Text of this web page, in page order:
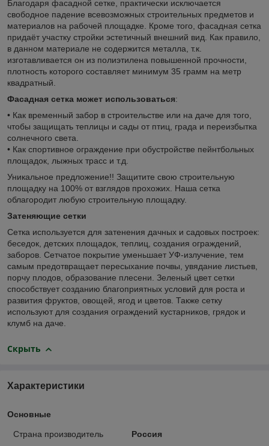
Благодаря фасадной сетке, практически исключается
свободное падение всевозможных строительных предметов и
материалов на рабочей площадке. Кроме того, фасадная сетка
придаёт участку стройки эстетичный внешний вид. Как правило,
в данном материале не содержится металла, т.к.
изготавливается он из полиэтилена повышенной прочности,
плотность которого составляет минимум 35 грамм на метр
квадратный.
Фасадная сетка может использоваться:
• Как временный забор в строительстве или на даче для того,
чтобы защищать теплицы и сады от птиц, града и переизбытка
солнечного света.
• Как спортивное ограждение при обустройстве пейнтбольных
площадок, лыжных трасс и т.д.
Уникальное предложение!! Защитите свою строительную
площадку на 100% от взглядов прохожих. Наша сетка
облагородит любую строительную площадку.
Затеняющие сетки
Сетка используется для затенения дачных и садовых построек:
беседок, детских площадок, теплиц, создания ограждений,
заборов. Сетчатое покрытие уменьшает УФ-излучение, тем
самым предотвращает пересыхание почвы, увядание листьев,
порчу плодов, образование плесени. Зеленый цвет сетки
способствует созданию благоприятных условий для роста и
развития фруктов, овощей, ягод и цветов. Также сетку
используют для создания ограждений кустарников, грядок и
клумб на даче.
Скрыть
Характеристики
Основные
Страна производитель
Россия